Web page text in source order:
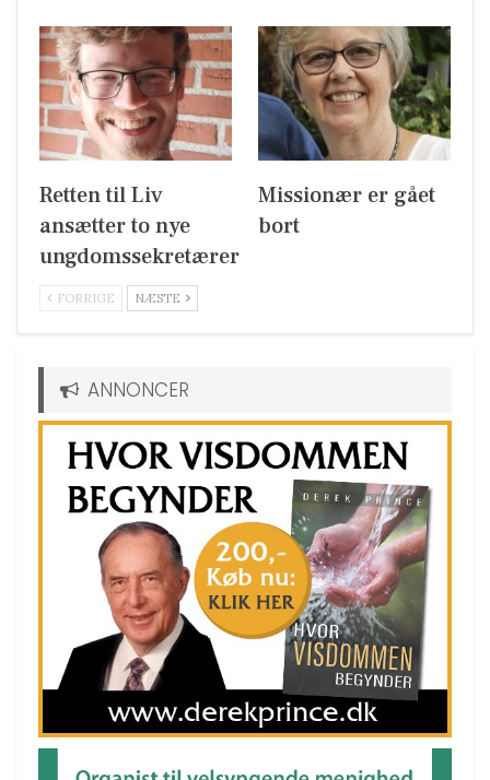
Retten til Liv
ansætter to nye
ungdomssekretærer
Missionær er gået
bort
FORRIGE NÆSTE
ANNONCER